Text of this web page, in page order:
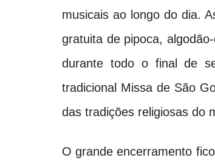
musicais ao longo do dia.
gratuita de pipoca,
durante todo o final de
tradicional Missa de São
das tradições religiosas do
O grande encerramento